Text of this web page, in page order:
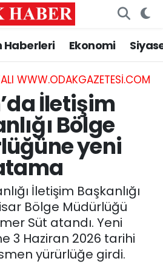
Haberleri Ekonomi
WWW.ODAKGAZETESI.COM
İletişim
Bölge
yeni
İletişim Başkanlığı
Bölge Müdürlüğü
Süt atandı. Yeni
3 Haziran 2026 tarihi
yürürlüğe girdi.
HABERLERİ
Durumu ve Fikstür